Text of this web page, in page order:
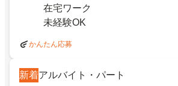
在宅ワーク
未経験OK
かんたん応募
新着アルバイト・パート